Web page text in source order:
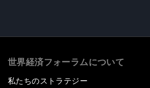
世界経済フォーラムについて
私たちのストラテジー